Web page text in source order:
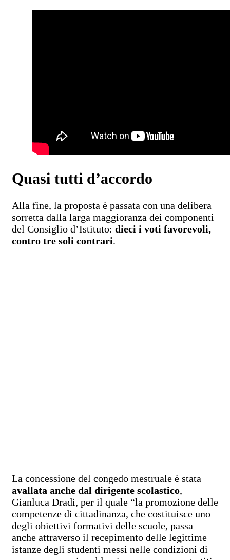
Quasi tutti d’accordo
Alla fine, la proposta è passata con una delibera
sorretta dalla larga maggioranza dei componenti
del Consiglio d’Istituto: dieci i voti favorevoli,
contro tre soli contrari.
La concessione del congedo mestruale è stata
avallata anche dal dirigente scolastico,
Gianluca Dradi, per il quale “la promozione delle
competenze di cittadinanza, che costituisce uno
degli obiettivi formativi delle scuole, passa
anche attraverso il recepimento delle legittime
istanze degli studenti messi nelle condizioni di